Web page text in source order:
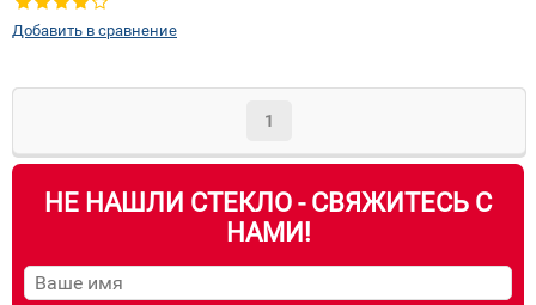
Добавить в сравнение
1
НЕ НАШЛИ СТЕКЛО - СВЯЖИТЕСЬ С
НАМИ!